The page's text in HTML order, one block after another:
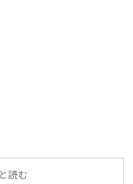
https://www.youtube.com/ ...
読む